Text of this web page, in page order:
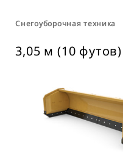
Снегоуборочная техника
3,05 м (10 футов)